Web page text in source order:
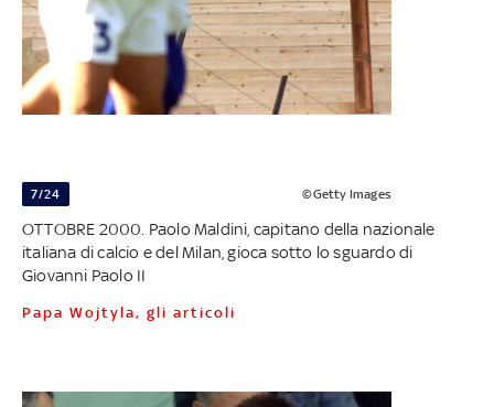
7/24 ©Getty Images
OTTOBRE 2000. Paolo Maldini, capitano della nazionale
italiana di calcio e del Milan, gioca sotto lo sguardo di
Giovanni Paolo II
Papa Wojtyla, gli articoli